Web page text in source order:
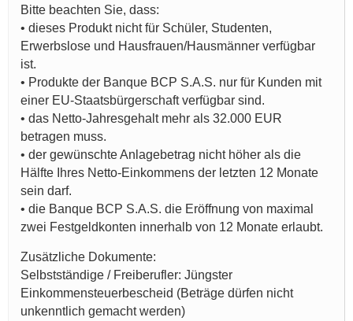
Bitte beachten Sie, dass:
• dieses Produkt nicht für Schüler, Studenten,
Erwerbslose und Hausfrauen/Hausmänner verfügbar
ist.
• Produkte der Banque BCP S.A.S. nur für Kunden mit
einer EU-Staatsbürgerschaft verfügbar sind.
• das Netto-Jahresgehalt mehr als 32.000 EUR
betragen muss.
• der gewünschte Anlagebetrag nicht höher als die
Hälfte Ihres Netto-Einkommens der letzten 12 Monate
sein darf.
• die Banque BCP S.A.S. die Eröffnung von maximal
zwei Festgeldkonten innerhalb von 12 Monate erlaubt.
Zusätzliche Dokumente:
Selbstständige / Freiberufler: Jüngster
Einkommensteuerbescheid (Beträge dürfen nicht
unkenntlich gemacht werden)